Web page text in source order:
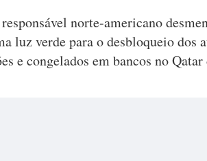
norte-americano
luz verde para o desbloqueio
e congelados em bancos no